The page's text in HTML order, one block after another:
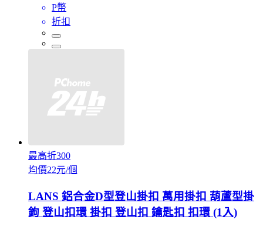
P幣
折扣
最高折300
均價22元/個
LANS 鋁合金D型登山掛扣 萬用掛扣 葫蘆型掛
鉤 登山扣環 掛扣 登山扣 鑰匙扣 扣環 (1入)